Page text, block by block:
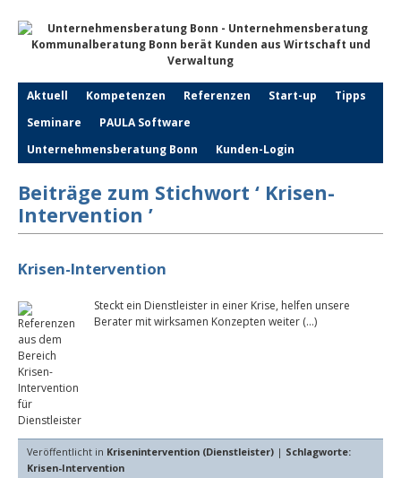
Aktuell Kompetenzen Referenzen Start-up
Tipps
Seminare
PAULA Software
Unternehmensberatung Bonn
Kunden-Login
Beiträge zum Stichwort ‘ Krisen-
Intervention ’
Krisen-Intervention
Steckt ein Dienstleister in einer Krise, helfen unsere
Berater mit wirksamen Konzepten weiter (…)
Veröffentlicht in Krisenintervention (Dienstleister) | Schlagworte:
Krisen-Intervention